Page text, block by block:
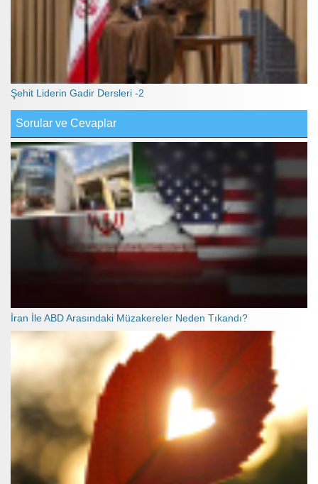
Şehit Liderin Gadir Dersleri -2
Sorular ve Cevaplar
İran İle ABD Arasındaki Müzakereler Neden Tıkandı?